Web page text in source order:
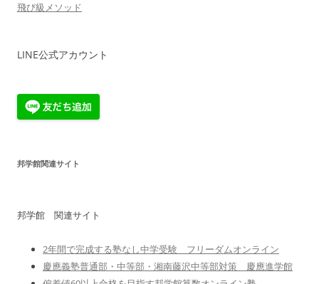
飛び級メソッド
LINE公式アカウント
邦学館関連サイト
邦学館 関連サイト
2年間で完成する塾なし中学受験 フリーダムオンライン
慶應義塾普通部・中等部・湘南藤沢中等部対策 慶應進学館